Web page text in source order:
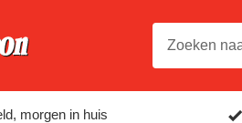
morgen in huis